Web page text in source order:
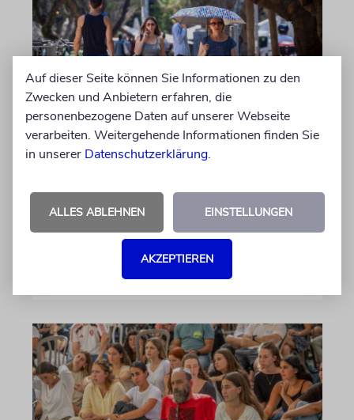
HITZEWELLE
Schatten statt Schwitzen
Was Europa bei Extremtemperaturen von
Israel lernen kann
von Markus Ponweiser
09.08.2026
Auf dieser Seite können Sie Informationen zu den
Zwecken und Anbietern erfahren, die
personenbezogene Daten auf unserer Webseite
verarbeiten. Weitergehende Informationen finden Sie
in unserer Datenschutzerklärung.
ALLES ABLEHNEN EINSTELLUNGEN
AKZEPTIEREN